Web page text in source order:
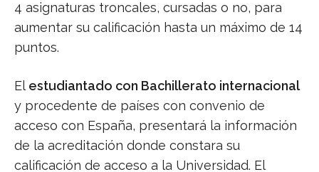
4 asignaturas troncales, cursadas o no, para
aumentar su calificación hasta un máximo de 14
puntos.
El estudiantado con Bachillerato internacional
y procedente de países con convenio de
acceso con España, presentará la información
de la acreditación donde constara su
calificación de acceso a la Universidad. El